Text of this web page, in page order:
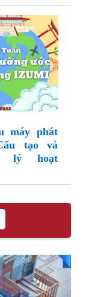
máy phát
tạo và
lý hoạt